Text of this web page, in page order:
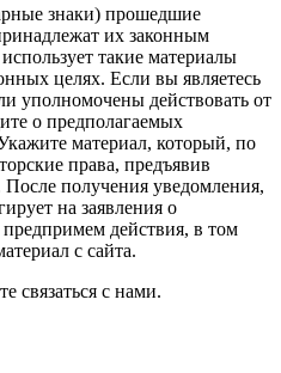
знаки) прошедшие
их законным
такие материалы
целях. Если вы являетесь
уполномочены действовать от
о предполагаемых
материал, который, по
права, предъявив
После получения уведомления,
на заявления о
действия, в том
с сайта.
связаться с нами.